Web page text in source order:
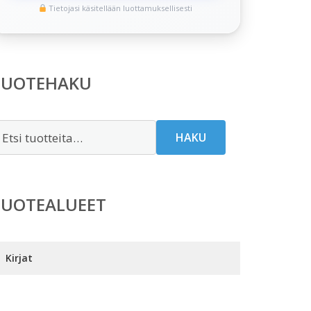
Tietojasi käsitellään luottamuksellisesti
HAKU
Kirjat